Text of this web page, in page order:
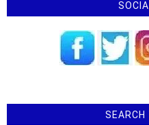
Standar Pengelolaan
Contoh KSP SD - MI
Contoh KSP SMP -
SE Mendikdasmen
Permendikdasmen
SEARCH